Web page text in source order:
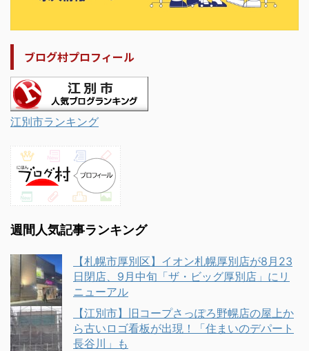
ブログ村プロフィール
江別市ランキング
週間人気記事ランキング
【札幌市厚別区】イオン札幌厚別店が8月23
日閉店、9月中旬「ザ・ビッグ厚別店」にリ
ニューアル
【江別市】旧コープさっぽろ野幌店の屋上か
ら古いロゴ看板が出現！「住まいのデパート
長谷川」も